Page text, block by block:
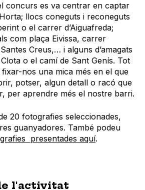
concurs es va centrar en captar
llocs coneguts i reconeguts
o el carrer d’Aiguafreda;
com plaça Eivissa, carrer
Creus,… i alguns d’amagats
o el camí de Sant Genís. Tot
nos una mica més en el que
potser, algun detall o racó que
per aprendre més el nostre barri.
20 fotografies seleccionades,
guanyadores. També podeu
presentades aquí.
l'activitat